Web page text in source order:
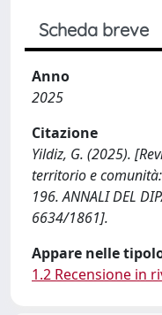
Scheda breve
Anno
2025
Citazione
Yildiz, G. (2025).
territorio e comunità:
196. ANNALI DEL
6634/1861].
Appare nelle
1.2 Recensione in